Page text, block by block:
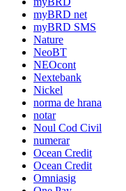
myBRD net
myBRD SMS
Nature
NeoBT
NEOcont
Nextebank
Nickel
norma de hrana
notar
Noul Cod Civil
numerar
Ocean Credit
Ocean Credit
Omniasig